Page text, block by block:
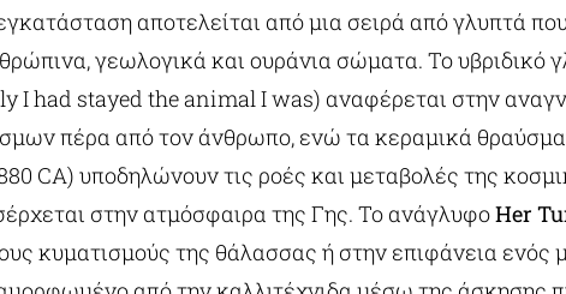
αποτελείται από μια σειρά από γλυπτά
γεωλογικά και ουράνια σώματα. Το υβριδικό
I had stayed the animal I was) αναφέρεται στην
πέρα από τον άνθρωπο, ενώ τα κεραμικά
CA) υποδηλώνουν τις ροές και μεταβολές της
στην ατμόσφαιρα της Γης. Το ανάγλυφοHer
κυματισμούς της θάλασσας ή στην επιφάνεια ενός